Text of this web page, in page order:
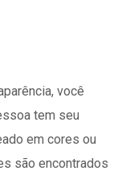
você
tem seu
em cores ou
são encontrados